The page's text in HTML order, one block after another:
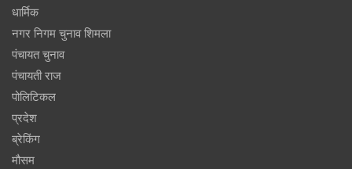
धार्मिक
नगर निगम चुनाव शिमला
पंचायत चुनाव
पंचायती राज
पोलिटिकल
प्रदेश
ब्रेकिंग
मौसम